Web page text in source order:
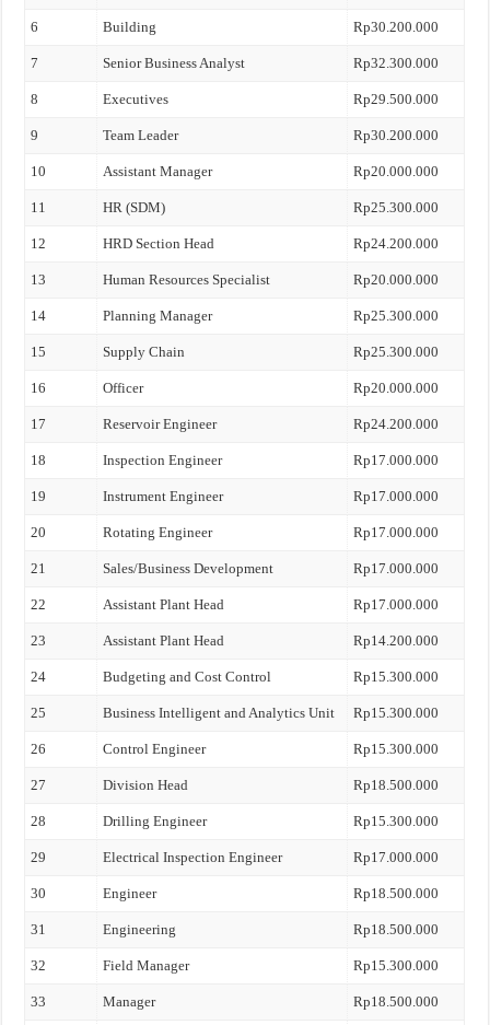
6 Building Rp30.200.000
7 Senior Business Analyst Rp32.300.000
8 Executives Rp29.500.000
9 Team Leader Rp30.200.000
10 Assistant Manager Rp20.000.000
11 HR (SDM) Rp25.300.000
12 HRD Section Head Rp24.200.000
13 Human Resources Specialist Rp20.000.000
14 Planning Manager Rp25.300.000
15 Supply Chain Rp25.300.000
16 Officer Rp20.000.000
17 Reservoir Engineer Rp24.200.000
18 Inspection Engineer Rp17.000.000
19 Instrument Engineer Rp17.000.000
20 Rotating Engineer Rp17.000.000
21 Sales/Business Development Rp17.000.000
22 Assistant Plant Head Rp17.000.000
23 Assistant Plant Head Rp14.200.000
24 Budgeting and Cost Control Rp15.300.000
25 Business Intelligent and Analytics Unit Rp15.300.000
26 Control Engineer Rp15.300.000
27 Division Head Rp18.500.000
28 Drilling Engineer Rp15.300.000
29 Electrical Inspection Engineer Rp17.000.000
30 Engineer Rp18.500.000
31 Engineering Rp18.500.000
32 Field Manager Rp15.300.000
33 Manager Rp18.500.000